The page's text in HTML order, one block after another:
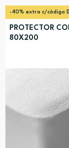
-40% extra c/código
PROTECTOR
80X200